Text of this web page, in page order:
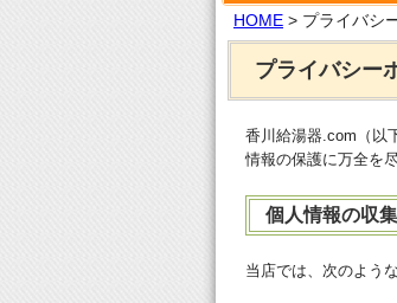
HOME > プライバシ
プライバシー
香川給湯器.com（以
情報の保護に万全を
個人情報の収
当店では、次のよう